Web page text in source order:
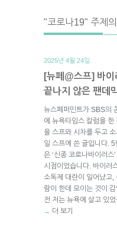
"코로나19" 주제
2025년 4월 24일.
[뉴페@스프] 바
끝나지 않은 팬데
뉴스페퍼민트가 SBS의
에 뉴욕타임스 칼럼을 한
을 스프와 시차를 두고
일 스프에 쓴 글입니다.
은 ‘신종 코로나바이러
시점이었습니다. 바이러
소독제 대란이 일어났고,
람이 한데 모이는 것이
전 저는 뉴욕에 살고 있
→ 더 보기